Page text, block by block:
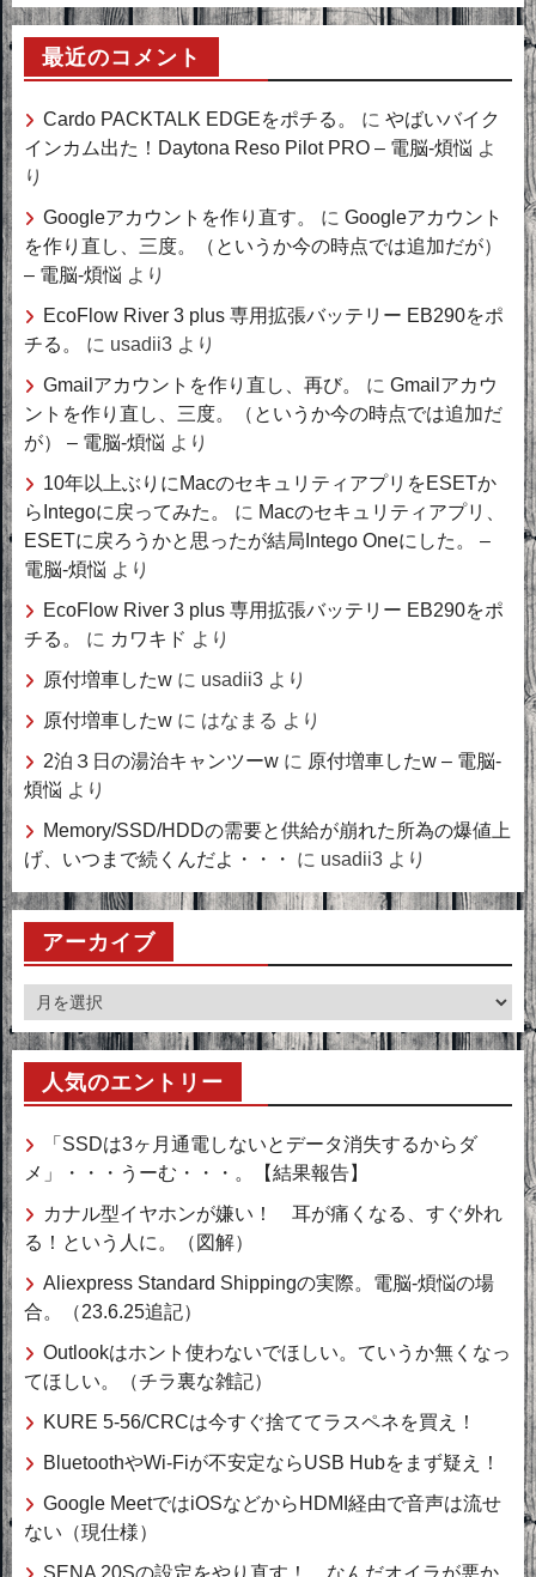
最近のコメント
Cardo PACKTALK EDGEをポチる。 に やばいバイク
インカム出た！Daytona Reso Pilot PRO – 電脳-煩悩 よ
り
Googleアカウントを作り直す。
に Googleアカウント
を作り直し、三度。（というか今の時点では追加だが）
– 電脳-煩悩 より
EcoFlow River 3 plus 専用拡張バッテリー EB290をポ
チる。
に usadii3 より
Gmailアカウントを作り直し、再び。
に Gmailアカウ
ントを作り直し、三度。（というか今の時点では追加だ
が） – 電脳-煩悩 より
10年以上ぶりにMacのセキュリティアプリをESETか
らIntegoに戻ってみた。
に Macのセキュリティアプリ、
ESETに戻ろうかと思ったが結局Intego Oneにした。 –
電脳-煩悩 より
EcoFlow River 3 plus 専用拡張バッテリー EB290をポ
チる。
に カワキド より
原付増車したw に usadii3 より
原付増車したw に はなまる より
2泊３日の湯治キャンツーw に 原付増車したw – 電脳-
煩悩 より
Memory/SSD/HDDの需要と供給が崩れた所為の爆値上
げ、いつまで続くんだよ・・・
に usadii3 より
アーカイブ
ア
ー
カ
ブ
人気のエントリー
「SSDは3ヶ月通電しないとデータ消失するからダ
メ」・・・うーむ・・・。【結果報告】
カナル型イヤホンが嫌い！ 耳が痛くなる、すぐ外れ
る！という人に。（図解）
Aliexpress Standard Shippingの実際。電脳-煩悩の場
合。（23.6.25追記）
Outlookはホント使わないでほしい。ていうか無くなっ
てほしい。（チラ裏な雑記）
KURE 5-56/CRCは今すぐ捨ててラスペネを買え！
BluetoothやWi-Fiが不安定ならUSB Hubをまず疑え！
Google MeetではiOSなどからHDMI経由で音声は流せ
ない（現仕様）
SENA 20Sの設定をやり直す！ なんだオイラが悪か